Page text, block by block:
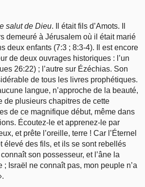
salut de Dieu. Il était fils d’Amots. Il
demeuré à Jérusalem où il était marié
deux enfants (7:3 ; 8:3-4). Il est encore
de deux ouvrages historiques : l’un
26:22) ; l’autre sur Ézéchias. Son
de tous les livres prophétiques.
langue, n’approche de la beauté,
de plusieurs chapitres de cette
de ce magnifique début, même dans
Écoutez-le et apprenez-le par
et prête l’oreille, terre ! Car l’Éternel
élevé des fils, et ils se sont rebellés
son possesseur, et l’âne la
; Israël ne connaît pas, mon peuple n’a